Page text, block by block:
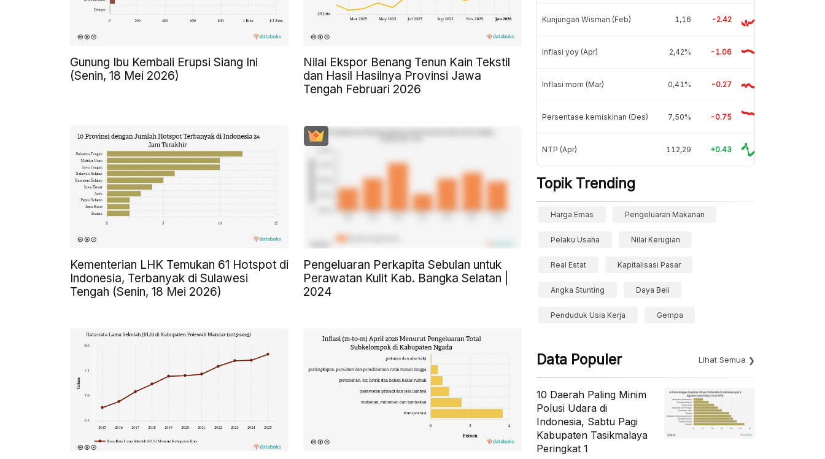
Gunung Ibu Kembali Erupsi Siang Ini
(Senin, 18 Mei 2026)
Nilai Ekspor Benang Tenun Kain Tekstil
dan Hasil Hasilnya Provinsi Jawa
Tengah Februari 2026
Kementerian LHK Temukan 61 Hotspot di
Indonesia, Terbanyak di Sulawesi
Tengah (Senin, 18 Mei 2026)
Pengeluaran Perkapita Sebulan untuk
Perawatan Kulit Kab. Bangka Selatan |
2024
Kunjungan Wisman (Feb) 1,16 -2.42
Inflasi yoy (Apr) 2,42% -1.06
Inflasi mom (Mar) 0,41% -0.27
Persentase kemiskinan (Des) 7,50% -0.75
NTP (Apr) 112,29 +0.43
Topik Trending
Harga Emas Pengeluaran Makanan
Pelaku Usaha Nilai Kerugian
Real Estat Kapitalisasi Pasar
Angka Stunting Daya Beli
Penduduk Usia Kerja Gempa
Data Populer Lihat Semua
10 Daerah Paling Minim
Polusi Udara di
Indonesia, Sabtu Pagi
Kabupaten Tasikmalaya
Peringkat 1